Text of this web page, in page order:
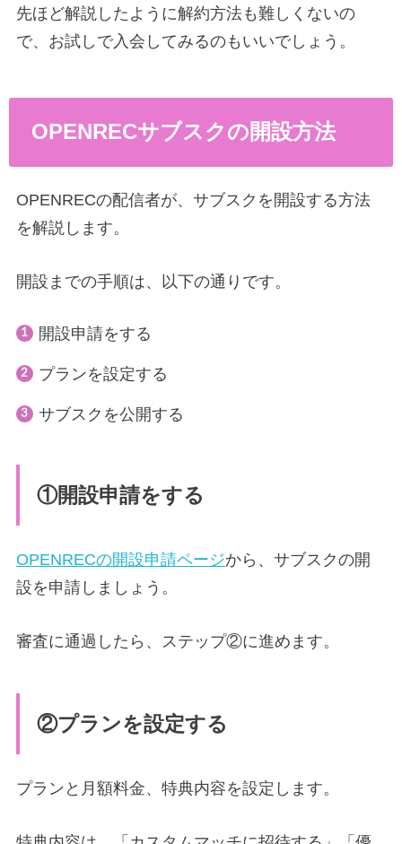
先ほど解説したように解約方法も難しくないの
で、お試しで入会してみるのもいいでしょう。
OPENRECサブスクの開設方法
OPENRECの配信者が、サブスクを開設する方法
を解説します。
開設までの手順は、以下の通りです。
開設申請をする
プランを設定する
サブスクを公開する
①開設申請をする
OPENRECの開設申請ページから、サブスクの開
設を申請しましょう。
審査に通過したら、ステップ②に進めます。
②プランを設定する
プランと月額料金、特典内容を設定します。